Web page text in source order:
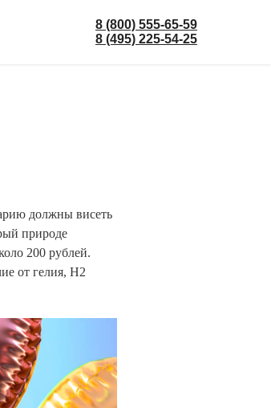
8 (800) 555-65-59
8 (495) 225-54-25
должны висеть
природе
200 рублей.
от гелия, Н2